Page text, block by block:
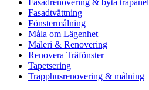
Fasadtvättning
Fönstermålning
Måla om Lägenhet
Måleri & Renovering
Renovera Träfönster
Tapetsering
Trapphusrenovering & målning